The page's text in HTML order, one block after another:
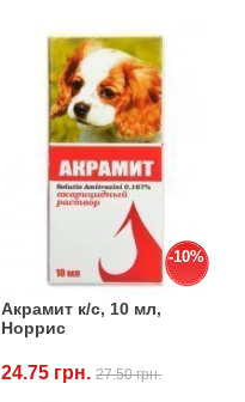
-10%
Акрамит к/с, 10 мл,
Норрис
24.75 грн.27.50 грн.